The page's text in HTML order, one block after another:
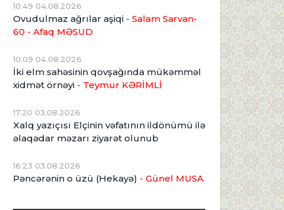
10:49 04.08.2026
Ovudulmaz ağrılar aşiqi - Salam Sarvan-
60 - Afaq MƏSUD
10:09 04.08.2026
İki elm sahəsinin qovşağında mükəmməl
xidmət örnəyi - Teymur KƏRİMLİ
17:20 03.08.2026
Xalq yazıçısı Elçinin vəfatının ildönümü ilə
əlaqədar məzarı ziyarət olunub
16:23 03.08.2026
Pəncərənin o üzü (Hekayə) - Günel MUSA